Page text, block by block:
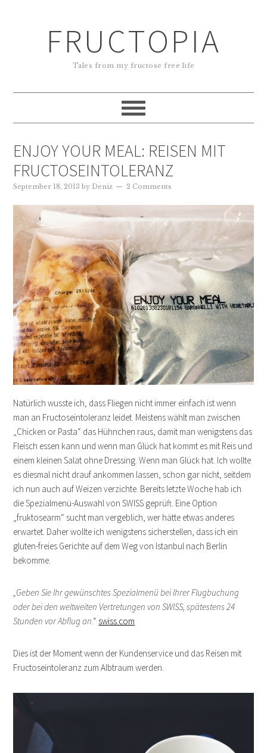
FRUCTOPIA
Tales from my fructose free life
ENJOY YOUR MEAL: REISEN MIT
FRUCTOSEINTOLERANZ
September 18, 2013 byDeniz 2 Comments
Natürlich wusste ich, dass Fliegen nicht immer einfach ist wenn
man an Fructoseintoleranz leidet. Meistens wählt man zwischen
„Chicken or Pasta“ das Hühnchen raus, damit man wenigstens das
Fleisch essen kann und wenn man Glück hat kommt es mit Reis und
einem kleinen Salat ohne Dressing. Wenn man Glück hat. Ich wollte
es diesmal nicht drauf ankommen lassen, schon gar nicht, seitdem
ich nun auch auf Weizen verzichte. Bereits letzte Woche hab ich
die Spezialmenü-Auswahl von SWISS geprüft. Eine Option
„fruktosearm“ sucht man vergeblich, wer hätte etwas anderes
erwartet. Daher wollte ich wenigstens sicherstellen, dass ich ein
gluten-freies Gerichte auf dem Weg von Istanbul nach Berlin
bekomme.
„Geben Sie Ihr gewünschtes Spezialmenü bei Ihrer Flugbuchung
oder bei den weltweiten Vertretungen von SWISS, spätestens 24
Stunden vor Abflug an.“ swiss.com
Dies ist der Moment wenn der Kundenservice und das Reisen mit
Fructoseintoleranz zum Albtraum werden.